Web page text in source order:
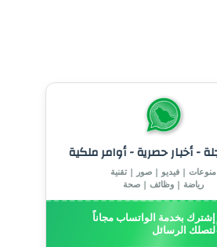
- أخبار حصرية - أوامر ملكية
منوعات | فيديو | صور | تقنية
رياضة | وظائف | صحة
إشترك بخدمة الواتساب مجاناً
لتصلك الرسائل